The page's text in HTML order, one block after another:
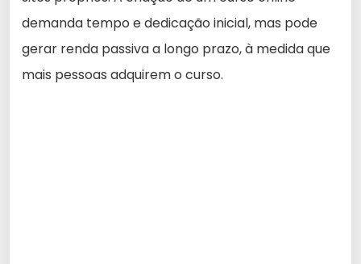
demanda tempo e dedicação inicial, mas pode
gerar renda passiva a longo prazo, à medida que
mais pessoas adquirem o curso.